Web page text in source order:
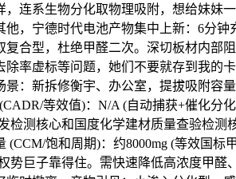
连系生物分化取物理吸附，想给妹妹
，宁德时代电池产物集中上新：6分钟
合型，杜绝甲醛二次。深切板材内部
率虚标等问题，她们不要就存到我的
：新拆修衡宇、办公室，提拔吸附容
等效值)：N/A (自动捕获+催化分
检测核心和国度化学建材质量查验检测
饱和周期)：约8000mg (等效国标
势巨子靠得住。需快速降低高浓度甲醛